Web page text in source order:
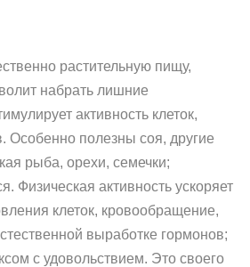
растительную пищу,
набрать лишние
активность клеток,
Особенно полезны соя, другие
рыба, орехи, семечки;
Физическая активность ускоряет
клеток, кровообращение,
выработке гормонов;
с удовольствием. Это своего